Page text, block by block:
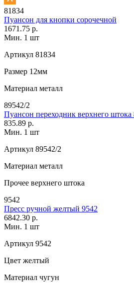
81834
Пуансон для кнопки сорочечной
1671.75 р.
Мин. 1 шт
Артикул 81834
Размер 12мм
Материал металл
89542/2
Пуансон переходник верхнего штока
835.89 р.
Мин. 1 шт
Артикул 89542/2
Материал металл
Прочее верхнего штока
9542
Пресс ручной желтый 9542
6842.30 р.
Мин. 1 шт
Артикул 9542
Цвет желтый
Материал чугун